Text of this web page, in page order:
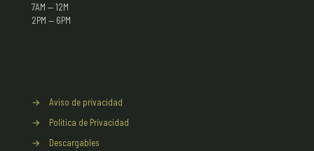
7AM — 12M
2PM — 6PM
→
Aviso de privacidad
→
Politica de Privacidad
→
Descargables